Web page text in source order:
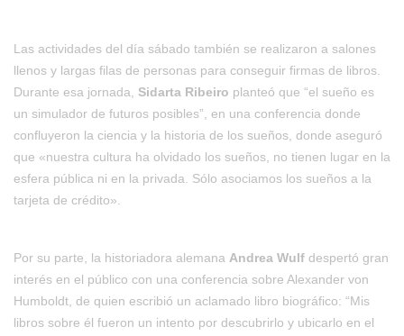
Las actividades del día sábado también se realizaron a salones
llenos y largas filas de personas para conseguir firmas de libros.
Durante esa jornada, Sidarta Ribeiro planteó que “el sueño es
un simulador de futuros posibles”, en una conferencia donde
confluyeron la ciencia y la historia de los sueños, donde aseguró
que «nuestra cultura ha olvidado los sueños, no tienen lugar en la
esfera pública ni en la privada. Sólo asociamos los sueños a la
tarjeta de crédito».
Por su parte, la historiadora alemana Andrea Wulf despertó gran
interés en el público con una conferencia sobre Alexander von
Humboldt, de quien escribió un aclamado libro biográfico: “Mis
libros sobre él fueron un intento por descubrirlo y ubicarlo en el